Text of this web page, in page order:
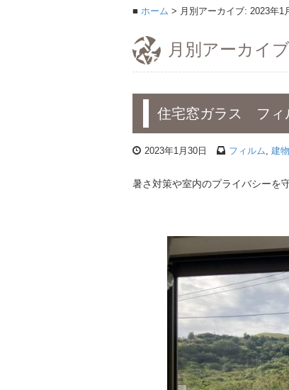
ホーム 月別アーカイブ: 2023年1
月別アーカイ
住宅窓ガラス フィ
2023年1月30日 フィルム, 建
暑さ対策や室内のプライバシーを